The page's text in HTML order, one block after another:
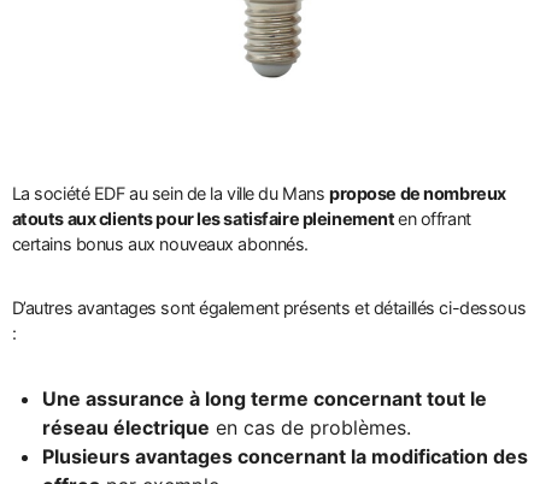
La société EDF au sein de la ville du Manspropose de nombreux
atouts aux clients pour les satisfaire pleinementen offrant
certains bonus aux nouveaux abonnés.
D’autres avantages sont également présents et détaillés ci-dessous
:
Une assurance à long terme concernant tout le
réseau électrique en cas de problèmes.
Plusieurs avantages concernant la modification des